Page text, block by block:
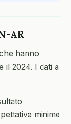
AR
che hanno
il 2024. I dati a
minime